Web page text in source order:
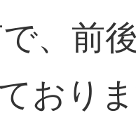
、前
おり